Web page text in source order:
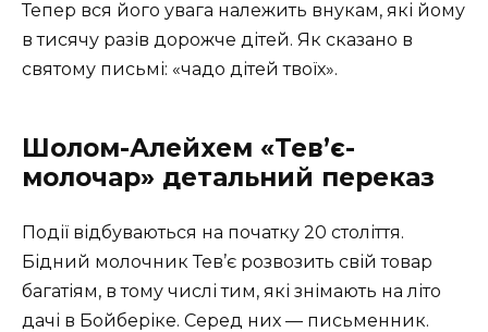
Тепер вся його увага належить внукам, які йому
в тисячу разів дорожче дітей. Як сказано в
святому письмі: «чадо дітей твоїх».
Шолом-Алейхем «Тев’є-
молочар» детальний переказ
Події відбуваються на початку 20 століття.
Бідний молочник Тев’є розвозить свій товар
багатіям, в тому числі тим, які знімають на літо
дачі в Бойберіке. Серед них — письменник.